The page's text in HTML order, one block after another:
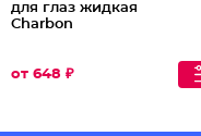
для глаз жидкая
Charbon
от 648 ₽